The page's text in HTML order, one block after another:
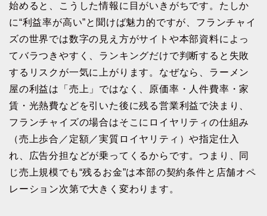
始めると、こうした情報に目がいきがちです。たしか
に“利益率が高い”と聞けば魅力的ですが、フランチャイ
ズの世界では数字の見え方がサイトや本部資料によっ
てバラつきやすく、ランキングだけで判断すると失敗
するリスクが一気に上がります。なぜなら、ラーメン
屋の利益は「売上」ではなく、原価率・人件費率・家
賃・光熱費などを引いた後に残る営業利益で決まり、
フランチャイズの場合はそこにロイヤリティの仕組み
（売上歩合／定額／実質ロイヤリティ）や指定仕入
れ、広告分担などが乗ってくるからです。つまり、同
じ売上規模でも“残るお金”は本部の契約条件と店舗オペ
レーション次第で大きく変わります。